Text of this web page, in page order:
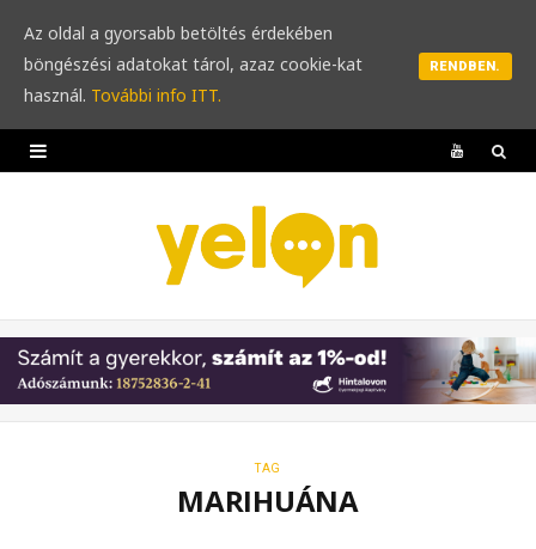
Y
u
b
e
TAG
MARIHUÁNA
Az oldal a gyorsabb betöltés érdekében
böngészési adatokat tárol, azaz cookie-kat
használ. További info ITT.
RENDBEN.